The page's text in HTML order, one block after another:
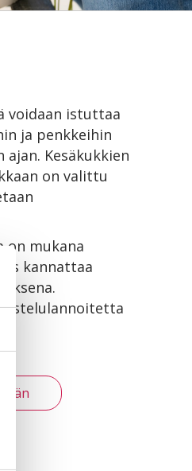
voidaan istuttaa
ja penkkeihin
Kesäkukkien
on valittu
on mukana
kannattaa